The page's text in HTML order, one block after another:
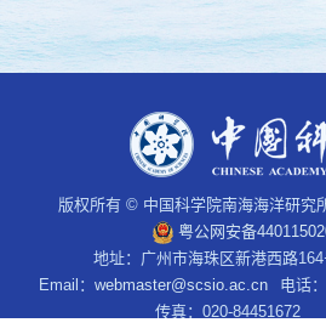
版权所有 © 中国科学院南海海洋研究
粤公网安备
地址：广州市海珠区新港西路164
Email： webmaster@scsio.ac.cn
电话
传真：020-84451672